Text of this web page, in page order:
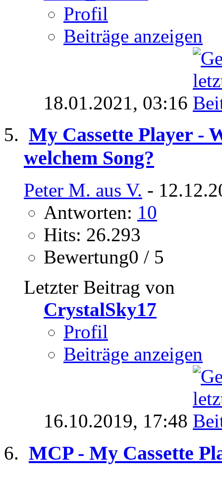
Profil
Beiträge anzeigen
18.01.2021, 03:16
My Cassette Player -
welchem Song?
Peter M. aus V. -
Antworten: 10
Hits: 26.293
Bewertung0 / 5
Letzter Beitrag von
CrystalSky17
Profil
Beiträge anzeigen
16.10.2019, 17:48
MCP - My Cassette